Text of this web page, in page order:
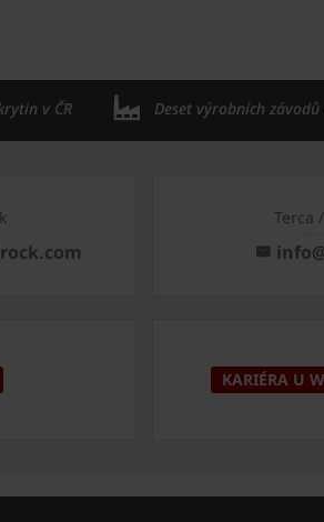
v ČR Deset výrobních závodů
Terca
KARIÉRA U